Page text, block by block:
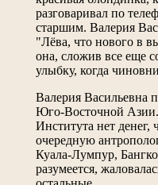
разговаривал по
старшим. Валерия
"Лёва, что нового в
она, сложив все еще
улыбку, когда
Валерия Васильевна
Юго-Восточной
Института нет денег,
очередную
Куала-Лумпур,
разумеется,